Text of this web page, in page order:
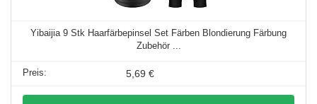
Yibaijia 9 Stk Haarfärbepinsel Set Färben Blondierung Färbung
Zubehör ...
5,69 €